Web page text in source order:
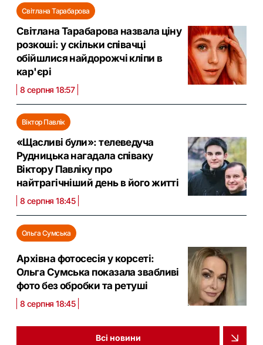
Світлана Тарабарова
Світлана Тарабарова назвала ціну
розкоші: у скільки співачці
обійшлися найдорожчі кліпи в
кар'єрі
8 серпня 18:57
Віктор Павлік
«Щасливі були»: телеведуча
Рудницька нагадала співаку
Віктору Павліку про
найтрагічніший день в його житті
8 серпня 18:45
Ольга Сумська
Архівна фотосесія у корсеті:
Ольга Сумська показала звабливі
фото без обробки та ретуші
8 серпня 18:45
Всі новини